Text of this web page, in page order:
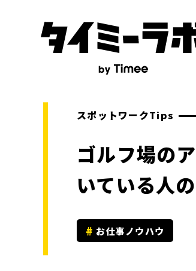
スポットワークTips
ゴルフ場の
いている人
お仕事ノウハウ